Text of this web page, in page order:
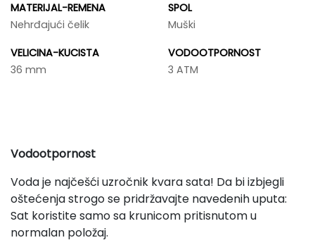
MATERIJAL-REMENA
Nehrđajući čelik
SPOL
Muški
VELICINA-KUCISTA
36 mm
VODOOTPORNOST
3 ATM
Vodootpornost
Voda je najčešći uzročnik kvara sata! Da bi izbjegli
oštećenja strogo se pridržavajte navedenih uputa:
Sat koristite samo sa krunicom pritisnutom u
normalan položaj.